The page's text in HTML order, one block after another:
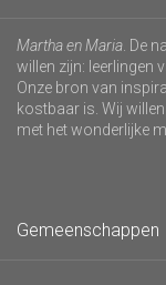
Martha en Maria . De
willen zijn: leerlingen
Onze bron van
kostbaar is. Wij
met het wonderlijke
Gemeenschappen